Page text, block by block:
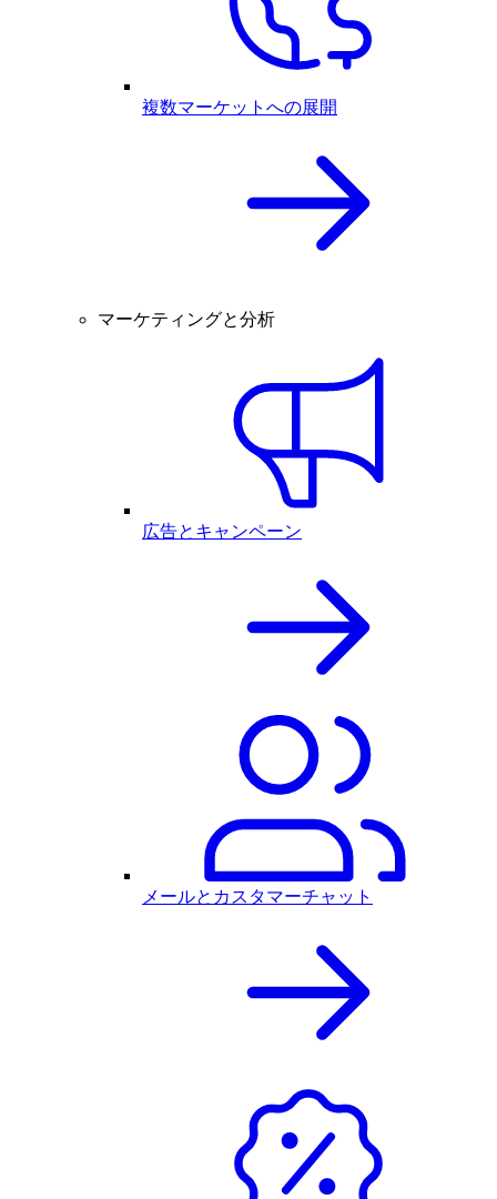
複数マーケットへの展開
マーケティングと分析
広告とキャンペーン
メールとカスタマーチャット